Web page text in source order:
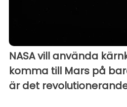
NASA vill använda
komma till Mars på
är det